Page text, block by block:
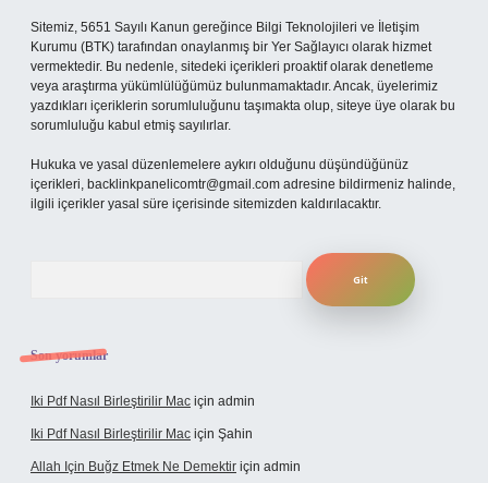
Sitemiz, 5651 Sayılı Kanun gereğince Bilgi Teknolojileri ve İletişim
Kurumu (BTK) tarafından onaylanmış bir Yer Sağlayıcı olarak hizmet
vermektedir. Bu nedenle, sitedeki içerikleri proaktif olarak denetleme
veya araştırma yükümlülüğümüz bulunmamaktadır. Ancak, üyelerimiz
yazdıkları içeriklerin sorumluluğunu taşımakta olup, siteye üye olarak bu
sorumluluğu kabul etmiş sayılırlar.
Hukuka ve yasal düzenlemelere aykırı olduğunu düşündüğünüz
içerikleri, backlinkpanelicomtr@gmail.com adresine bildirmeniz halinde,
ilgili içerikler yasal süre içerisinde sitemizden kaldırılacaktır.
Son yorumlar
Iki Pdf Nasıl Birleştirilir Mac için admin
Iki Pdf Nasıl Birleştirilir Mac için Şahin
Allah Için Buğz Etmek Ne Demektir için admin